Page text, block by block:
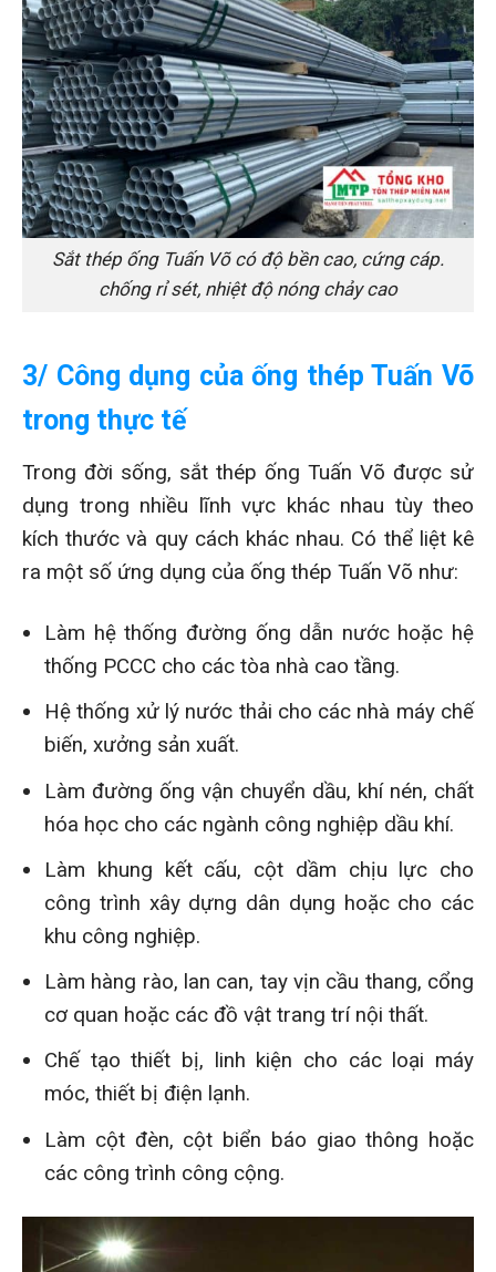
Sắt thép ống Tuấn Võ có độ bền cao, cứng cáp.
chống rỉ sét, nhiệt độ nóng chảy cao
3/ Công dụng của ống thép Tuấn Võ
trong thực tế
Trong đời sống, sắt thép ống Tuấn Võ được sử
dụng trong nhiều lĩnh vực khác nhau tùy theo
kích thước và quy cách khác nhau. Có thể liệt kê
ra một số ứng dụng của ống thép Tuấn Võ như:
Làm hệ thống đường ống dẫn nước hoặc hệ
thống PCCC cho các tòa nhà cao tầng.
Hệ thống xử lý nước thải cho các nhà máy chế
biến, xưởng sản xuất.
Làm đường ống vận chuyển dầu, khí nén, chất
hóa học cho các ngành công nghiệp dầu khí.
Làm khung kết cấu, cột dầm chịu lực cho
công trình xây dựng dân dụng hoặc cho các
khu công nghiệp.
Làm hàng rào, lan can, tay vịn cầu thang, cổng
cơ quan hoặc các đồ vật trang trí nội thất.
Chế tạo thiết bị, linh kiện cho các loại máy
móc, thiết bị điện lạnh.
Làm cột đèn, cột biển báo giao thông hoặc
các công trình công cộng.